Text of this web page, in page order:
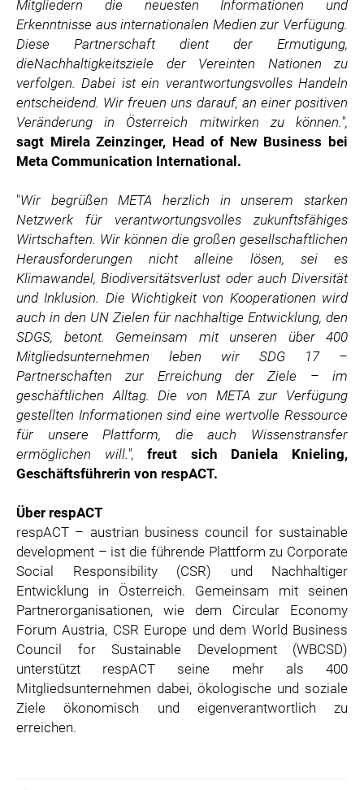
Mitgliedern die neuesten Informationen und
Erkenntnisse aus internationalen Medien zur Verfügung.
Diese Partnerschaft dient der Ermutigung,
dieNachhaltigkeitsziele der Vereinten Nationen zu
verfolgen. Dabei ist ein verantwortungsvolles Handeln
entscheidend. Wir freuen uns darauf, an einer positiven
Veränderung in Österreich mitwirken zu können.",
sagt Mirela Zeinzinger, Head of New Business bei
Meta Communication International.
"Wir begrüßen META herzlich in unserem starken
Netzwerk für verantwortungsvolles zukunftsfähiges
Wirtschaften. Wir können die großen gesellschaftlichen
Herausforderungen nicht alleine lösen, sei es
Klimawandel, Biodiversitätsverlust oder auch Diversität
und Inklusion. Die Wichtigkeit von Kooperationen wird
auch in den UN Zielen für nachhaltige Entwicklung, den
SDGS, betont. Gemeinsam mit unseren über 400
Mitgliedsunternehmen leben wir SDG 17 –
Partnerschaften zur Erreichung der Ziele – im
geschäftlichen Alltag. Die von META zur Verfügung
gestellten Informationen sind eine wertvolle Ressource
für unsere Plattform, die auch Wissenstransfer
ermöglichen will.",freut sich Daniela Knieling,
Geschäftsführerin von respACT.
Über respACT
respACT – austrian business council for sustainable
development – ist die führende Plattform zu Corporate
Social Responsibility (CSR) und Nachhaltiger
Entwicklung in Österreich. Gemeinsam mit seinen
Partnerorganisationen, wie dem Circular Economy
Forum Austria, CSR Europe und dem World Business
Council for Sustainable Development (WBCSD)
unterstützt respACT seine mehr als 400
Mitgliedsunternehmen dabei, ökologische und soziale
Ziele ökonomisch und eigenverantwortlich zu
erreichen.